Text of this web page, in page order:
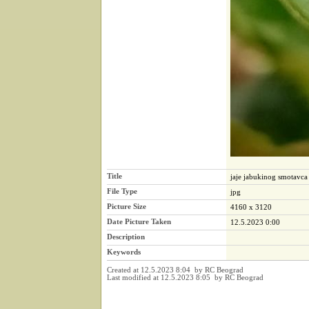
Title
jaje jabukinog smotavca
File Type
jpg
Picture Size
4160 x 3120
Date Picture Taken
12.5.2023 0:00
Description
Keywords
Created at 12.5.2023 8:04 by RC Beograd
Last modified at 12.5.2023 8:05 by RC Beograd